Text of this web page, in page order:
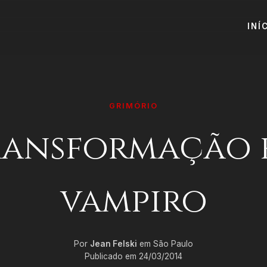
GRIMÓRIO
vampiro
Por Jean Felski em São Paulo
Publicado em 24/03/2014